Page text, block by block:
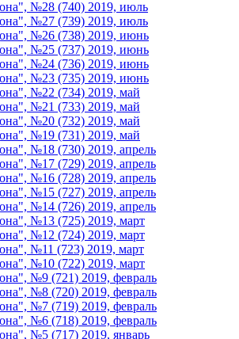
№28 (740) 2019, июль
№27 (739) 2019, июль
№26 (738) 2019, июнь
№25 (737) 2019, июнь
№24 (736) 2019, июнь
№23 (735) 2019, июнь
№22 (734) 2019, май
№21 (733) 2019, май
№20 (732) 2019, май
№19 (731) 2019, май
№18 (730) 2019, апрель
№17 (729) 2019, апрель
№16 (728) 2019, апрель
№15 (727) 2019, апрель
№14 (726) 2019, апрель
№13 (725) 2019, март
№12 (724) 2019, март
№11 (723) 2019, март
№10 (722) 2019, март
№9 (721) 2019, февраль
№8 (720) 2019, февраль
№7 (719) 2019, февраль
№6 (718) 2019, февраль
№5 (717) 2019, январь